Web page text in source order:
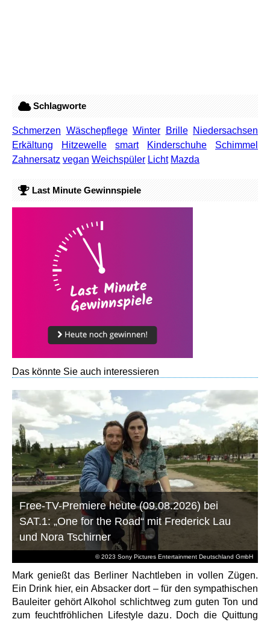
Schlagworte
Schmerzen Wäschepflege Winter Brille
Niedersachsen
Erkältung
Hitzewelle smart Kinderschuhe
Schimmel
Zahnersatz vegan Weichspüler Licht Mazda
Last Minute Gewinnspiele
Das könnte Sie auch interessieren
© 2023 Sony Pictures Entertainment Deutschland GmbH
Free-TV-Premiere heute (09.08.2026) bei
SAT.1: „One for the Road“ mit Frederick Lau
und Nora Tschirner
Mark genießt das Berliner Nachtleben in vollen Zügen.
Ein Drink hier, ein Absacker dort – für den sympathischen
Bauleiter gehört Alkohol schlichtweg zum guten Ton und
zum feuchtfröhlichen Lifestyle dazu. Doch die Quittung